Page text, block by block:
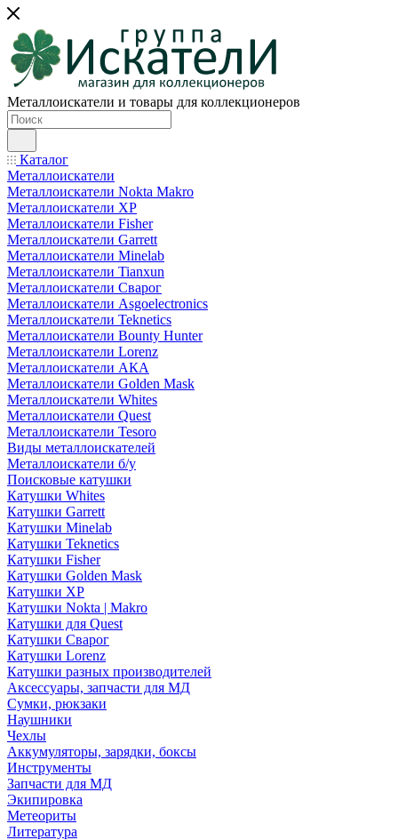
Металлоискатели и товары для коллекционеров
Каталог
Металлоискатели
Металлоискатели Nokta Makro
Металлоискатели XP
Металлоискатели Fisher
Металлоискатели Garrett
Металлоискатели Minelab
Металлоискатели Tianxun
Металлоискатели Сварог
Металлоискатели Asgoelectronics
Металлоискатели Teknetics
Металлоискатели Bounty Hunter
Металлоискатели Lorenz
Металлоискатели АКА
Металлоискатели Golden Mask
Металлоискатели Whites
Металлоискатели Quest
Металлоискатели Tesoro
Виды металлоискателей
Металлоискатели б/у
Поисковые катушки
Катушки Whites
Катушки Garrett
Катушки Minelab
Катушки Teknetics
Катушки Fisher
Катушки Golden Mask
Катушки XP
Катушки Nokta | Makro
Катушки для Quest
Катушки Сварог
Катушки Lorenz
Катушки разных производителей
Аксессуары, запчасти для МД
Сумки, рюкзаки
Наушники
Чехлы
Аккумуляторы, зарядки, боксы
Инструменты
Запчасти для МД
Экипировка
Метеориты
Литература